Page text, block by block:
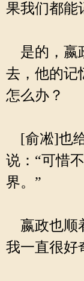
果我们都能
是的，嬴
去，他的记
怎么办？
[俞凇]也
说：“可惜
界。”
嬴政也顺
我一直很好